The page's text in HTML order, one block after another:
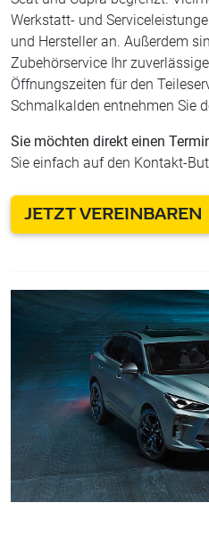
Öffnungszeiten für den
Schmalkalden entnehmen Sie
Sie möchten direkt einen
Sie einfach auf den Kontakt-
JETZT VEREINBAREN
Unsere Angebote und